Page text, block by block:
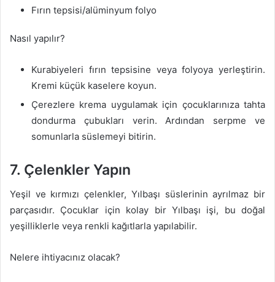
Fırın tepsisi/alüminyum folyo
Nasıl yapılır?
Kurabiyeleri fırın tepsisine veya folyoya yerleştirin.
Kremi küçük kaselere koyun.
Çerezlere krema uygulamak için çocuklarınıza tahta
dondurma çubukları verin. Ardından serpme ve
somunlarla süslemeyi bitirin.
7. Çelenkler Yapın
Yeşil ve kırmızı çelenkler, Yılbaşı süslerinin ayrılmaz bir
parçasıdır. Çocuklar için kolay bir Yılbaşı işi, bu doğal
yeşilliklerle veya renkli kağıtlarla yapılabilir.
Nelere ihtiyacınız olacak?